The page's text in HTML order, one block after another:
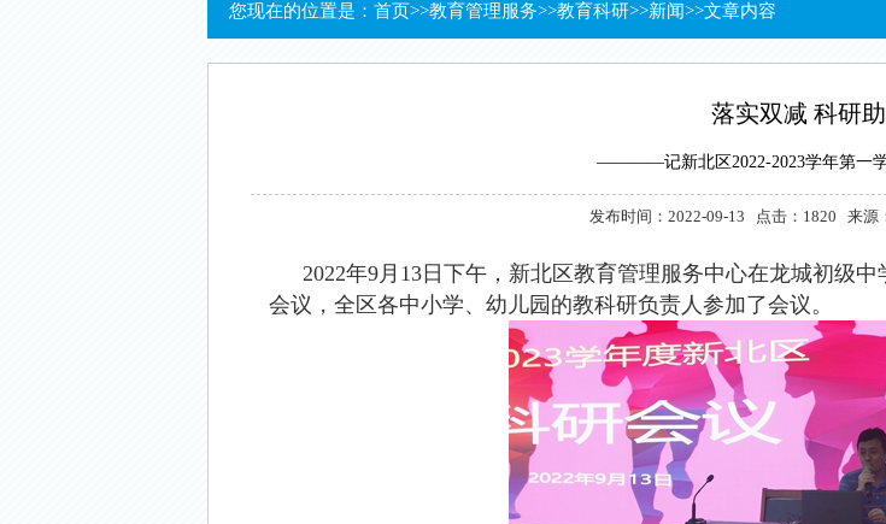
您现在的位置是： 首页>>教育管理服务>>教育科研>>新闻>>文章内容
落实双减 科研
————记新北区2022-2023学年第一
发布时间：2022-09-13 点击： 1820 来源
2022年9月 13日下午，新北区教育管理服务中心在龙城初级中
会议，全区各中小学、幼儿园的教科研负责人参加了会议。